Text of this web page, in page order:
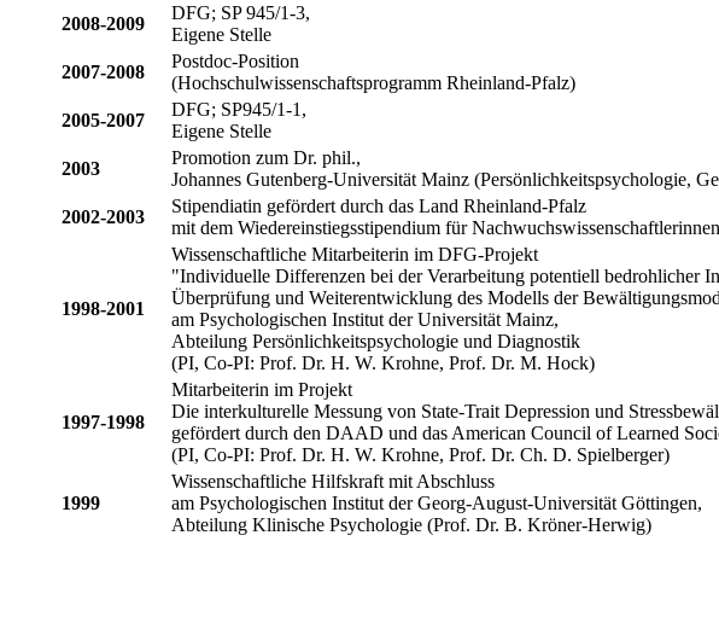
2008-2009
DFG; SP 945/1-3,
Eigene Stelle
2007-2008
Postdoc-Position
(Hochschulwissenschaftsprogramm Rheinland-Pfalz)
2005-2007
DFG; SP945/1-1,
Eigene Stelle
2003
Promotion zum Dr. phil.,
Johannes Gutenberg-Universität Mainz (Persönlichkeitspsychologie,
2002-2003
Stipendiatin gefördert durch das Land Rheinland-Pfalz
mit dem Wiedereinstiegsstipendium für Nachwuchswissenschaftlerinnen
1998-2001
Wissenschaftliche Mitarbeiterin im DFG-Projekt
"Individuelle Differenzen bei der Verarbeitung potentiell bedrohlicher
Überprüfung und Weiterentwicklung des Modells der
am Psychologischen Institut der Universität Mainz,
Abteilung Persönlichkeitspsychologie und Diagnostik
(PI, Co-PI: Prof. Dr. H. W. Krohne, Prof. Dr. M. Hock)
1997-1998
Mitarbeiterin im Projekt
Die interkulturelle Messung von State-Trait Depression und
gefördert durch den DAAD und das American Council of Learned
(PI, Co-PI: Prof. Dr. H. W. Krohne, Prof. Dr. Ch. D. Spielberger)
1999
Wissenschaftliche Hilfskraft mit Abschluss
am Psychologischen Institut der Georg-August-Universität Göttingen,
Abteilung Klinische Psychologie (Prof. Dr. B. Kröner-Herwig)